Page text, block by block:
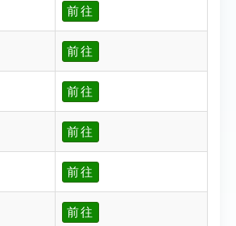
前往
前往
前往
前往
前往
前往